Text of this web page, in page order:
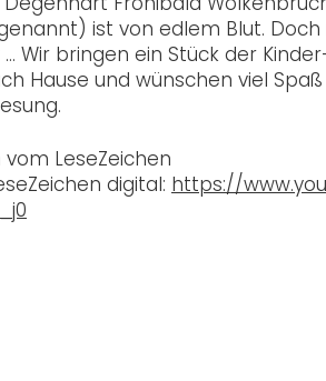
ist von edlem Blut.
Wir bringen ein Stück der
Hause und wünschen viel
vom LeseZeichen
digital: https://